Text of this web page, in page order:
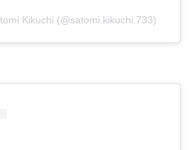
Kikuchi (@satomi.kikuchi.733)